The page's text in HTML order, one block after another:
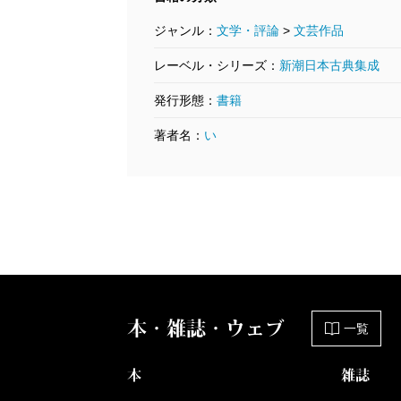
ジャンル： 文学・評論 > 文芸作品
レーベル・シリーズ： 新潮日本古典集成
発行形態： 書籍
著者名： い
本・雑誌・ウェブ 一覧
本 雑誌